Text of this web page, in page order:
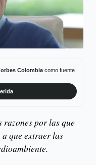
Colombiacomo fuente
por las que
que extraer las